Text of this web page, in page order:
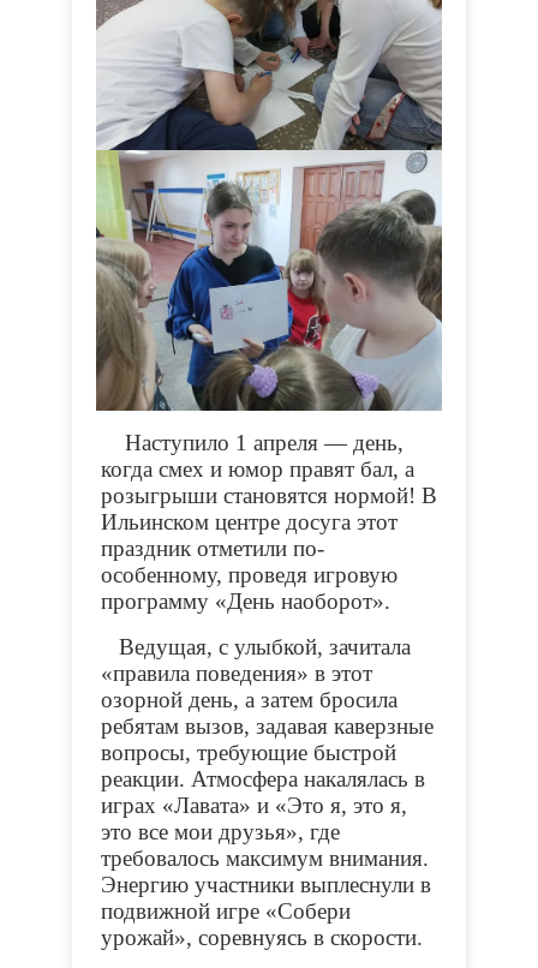
Наступило 1 апреля — день,
когда смех и юмор правят бал, а
розыгрыши становятся нормой! В
Ильинском центре досуга этот
праздник отметили по-
особенному, проведя игровую
программу «День наоборот».
Ведущая, с улыбкой, зачитала
«правила поведения» в этот
озорной день, а затем бросила
ребятам вызов, задавая каверзные
вопросы, требующие быстрой
реакции. Атмосфера накалялась в
играх «Лавата» и «Это я, это я,
это все мои друзья», где
требовалось максимум внимания.
Энергию участники выплеснули в
подвижной игре «Собери
урожай», соревнуясь в скорости.